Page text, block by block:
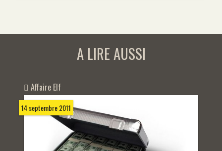
A LIRE AUSSI
Affaire Elf
14 septembre 2011